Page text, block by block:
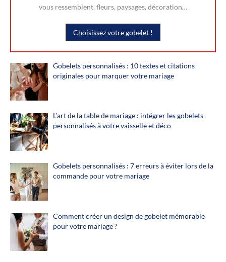
vous ressemblent, fleurs, paysages, décoration…
Choisissez votre gobelet !
Gobelets personnalisés : 10 textes et citations
originales pour marquer votre mariage
L’art de la table de mariage : intégrer les gobelets
personnalisés à votre vaisselle et déco
Gobelets personnalisés : 7 erreurs à éviter lors de la
commande pour votre mariage
Comment créer un design de gobelet mémorable
pour votre mariage ?